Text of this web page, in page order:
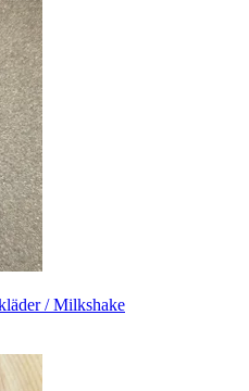
/ Milkshake